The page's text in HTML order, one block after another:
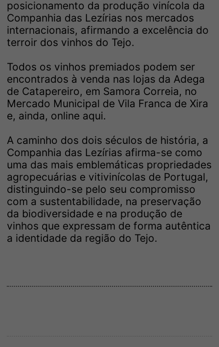
posicionamento da produção vinícola da
Companhia das Lezírias nos mercados
internacionais, afirmando a excelência do
terroir dos vinhos do Tejo.
Todos os vinhos premiados podem ser
encontrados à venda nas lojas da Adega
de Catapereiro, em Samora Correia, no
Mercado Municipal de Vila Franca de Xira
e, ainda, online aqui.
A caminho dos dois séculos de história, a
Companhia das Lezírias afirma-se como
uma das mais emblemáticas propriedades
agropecuárias e vitivinícolas de Portugal,
distinguindo-se pelo seu compromisso
com a sustentabilidade, na preservação
da biodiversidade e na produção de
vinhos que expressam de forma autêntica
a identidade da região do Tejo.